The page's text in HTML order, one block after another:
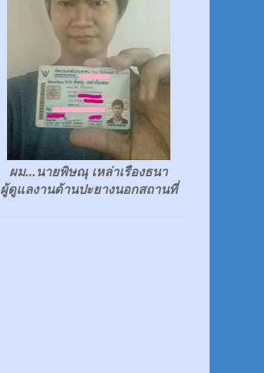
ผม...นายพิษณุ เหล่าเรืองธนา
ผู้ดูแลงานด้านปะยางนอกสถานที่